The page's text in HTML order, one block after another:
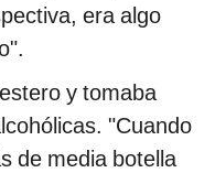
era algo
y tomaba
"Cuando
de media botella